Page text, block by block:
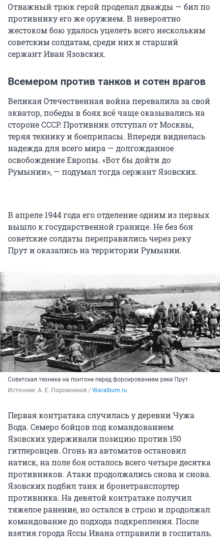
Отважный трюк герой проделал дважды — бил по
противнику его же оружием. В невероятно
жестоком бою удалось уцелеть всего нескольким
советским солдатам, среди них и старший
сержант Иван Язовских.
Всемером против танков и сотен врагов
Великая Отечественная война перевалила за свой
экватор, победы в боях всё чаще оказывались на
стороне СССР. Противник отступал от Москвы,
теряя технику и боеприпасы. Впереди виднелась
надежда для всего мира — долгожданное
освобождение Европы. «Вот бы дойти до
Румынии», — подумал тогда сержант Язовских.
В апреле 1944 года его отделение одним из первых
вышло к государственной границе. Не без боя
советские солдаты переправились через реку
Прут и оказались на территории Румынии.
Советская техника на понтоне перед форсированием реки Прут
Источник: А. Е. Порожняков / Waralbum.ru
Первая контратака случилась у деревни Чужа
Вода. Семеро бойцов под командованием
Язовских удерживали позицию против 150
гитлеровцев. Огонь из автоматов остановил
натиск, на поле боя осталось всего четыре десятка
противников. Атаки продолжались снова и снова.
Язовских подбил танк и бронетранспортер
противника. На девятой контратаке получил
тяжелое ранение, но остался в строю и продолжал
командование до подхода подкрепления. После
взятия города Яссы Ивана отправили в госпиталь.